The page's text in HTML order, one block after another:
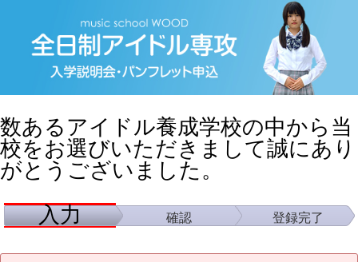
数あるアイドル養成学校の中から当
校をお選びいただきまして誠にあり
がとうございました。
入力
確認 登録完了